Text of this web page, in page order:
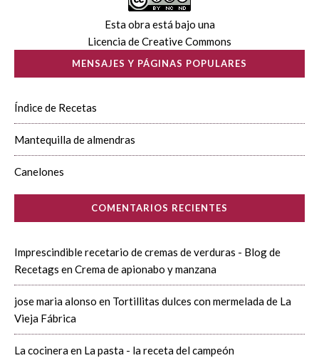
Esta obra está bajo una
Licencia de Creative Commons
MENSAJES Y PÁGINAS POPULARES
Índice de Recetas
Mantequilla de almendras
Canelones
COMENTARIOS RECIENTES
Imprescindible recetario de cremas de verduras - Blog de
Recetags enCrema de apionabo y manzana
jose maria alonso en Tortillitas dulces con mermelada de La
Vieja Fábrica
La cocineraen La pasta - la receta del campeón